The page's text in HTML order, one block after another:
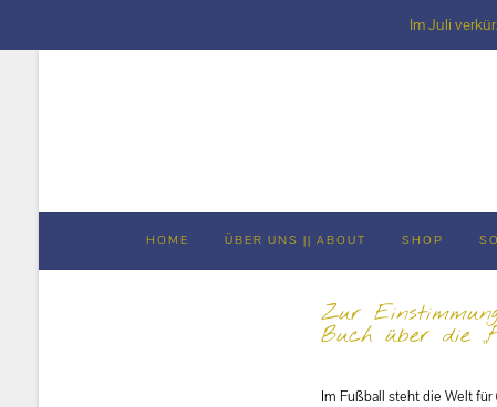
Im Juli
HOME ÜBER UNS || ABOUT SHOP
Zur
Buch über die
Im Fußball steht die Welt